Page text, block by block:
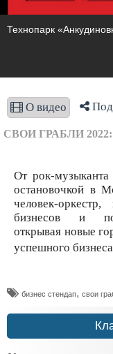
​Технопарк
О видео
СВОИ ГРАБЛИ 2022:
От рок-
остановочкой в
человек-
бизнесов и
открывая новые
успешного
бизнес стендап, свои